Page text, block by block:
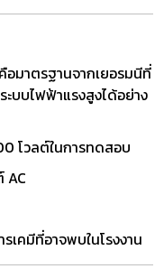
มาตรฐานจากเยอรมนีที่
ะบบไฟฟ้าแรงสูงได้อย่าง
โวลต์ในการทดสอบ
AC
เคมีที่อาจพบในโรงงาน